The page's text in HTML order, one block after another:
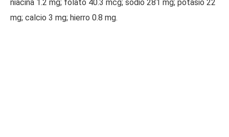
niacina 1.2 mg; folato 40.3 mcg; sodio 281 mg; potasio 22
mg; calcio 3 mg; hierro 0.8 mg.